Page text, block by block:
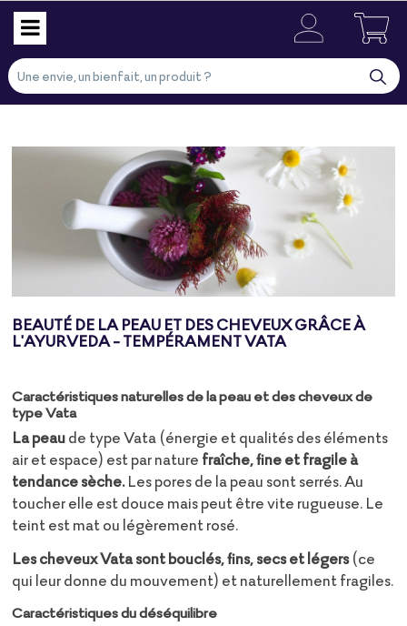
BEAUTÉ DE LA PEAU ET DES CHEVEUX GRÂCE À
L'AYURVEDA - TEMPÉRAMENT VATA
Caractéristiques naturelles de la peau et des cheveux de
type Vata
La peaude type Vata (énergie et qualités des éléments
air et espace) est par nature fraîche, fine et fragile à
tendance sèche.Les pores de la peau sont serrés. Au
toucher elle est douce mais peut être vite rugueuse. Le
teint est mat ou légèrement rosé.
Les cheveux Vata sont bouclés, fins, secs et légers(ce
qui leur donne du mouvement) et naturellement fragiles.
Caractéristiques du déséquilibre